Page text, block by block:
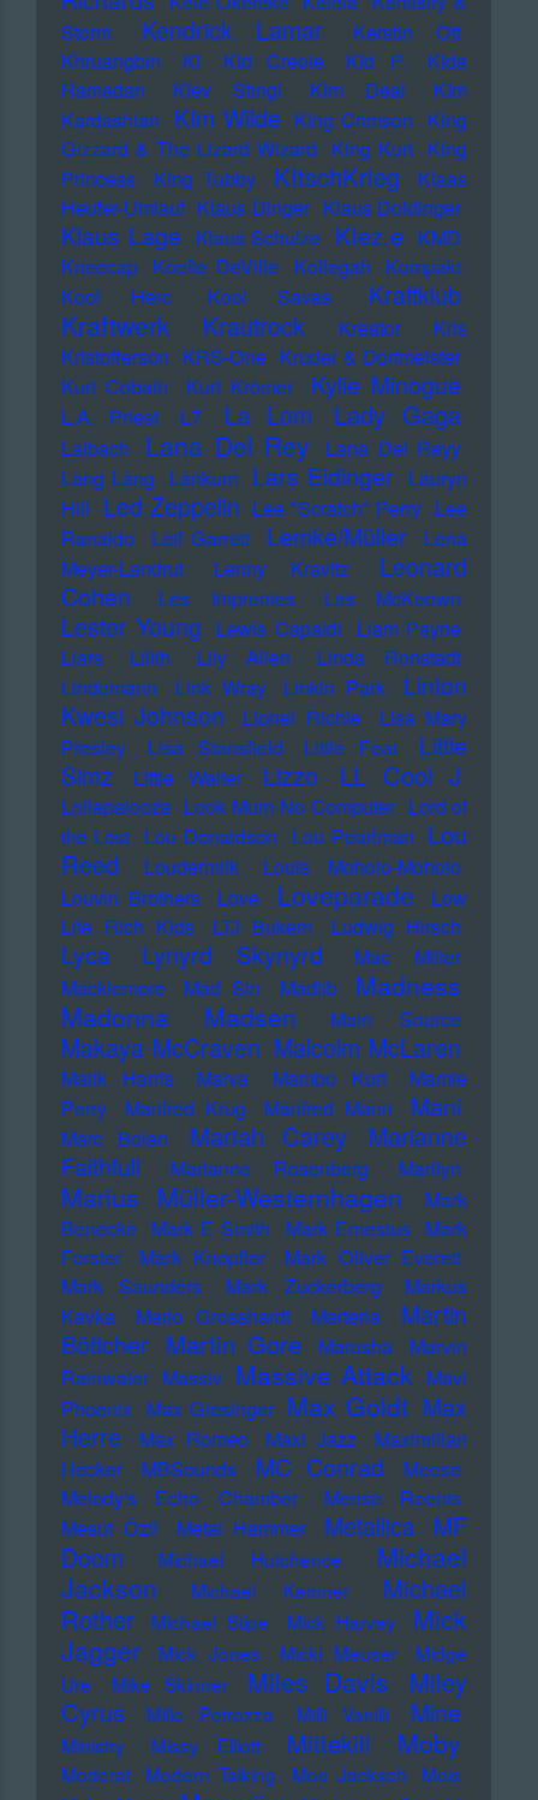
Storm
Kendrick Lamar
Kerstin Ott
Khruangbin
KI KId Creole KId P.
KIda
Ramadan
KIev Stingl KIm Deal
KIm
Kardashian KIm Wilde KIng Crimson KIng
Gizzard & The Lizard Wizard KIng Kurt KIng
Princess
KIng Tubby KItschKrieg
Klaas
Heufer-Umlauf Klaus Dinger Klaus Doldinger
Klaus Lage Klaus Schulze Klez.e KMD
Kneecap Koefte DeVille Kollegah Kompakt
Kool Herc
Kool Savas Kraftklub
Kraftwerk Krautrock Kreator
Kris
Kristofferson KRS-One Kruder & Dorfmeister
Kurt Cobain
Kurt Krömer Kylie Minogue
L.A. Priest L7 La Lom Lady Gaga
Laibach Lana Del Rey
Lana Del Reyy
Lang Lang Lankum Lars Eidinger Lauryn
Hill Led Zeppelin Lee "Scratch" Perry Lee
Ranaldo
Leif Garrett Lemke/Müller
Lena
Meyer-Landrut
Lenny Kravitz
Leonard
Cohen
Les Impremes Les McKeown
Lester Young Lewis Capaldi Liam Payne
Liars
Lilith Lily Allen
Linda Ronstadt
Lindemann
Link Wray Linkin Park
Linton
Kwesi Johnson
Lionel Richie
Lisa Mary
Presley
Lisa Stansfield Little Feat
Little
Simz
Little Walter Lizzo LL Cool J
Lollapalooza Look Mum No Computer Lord of
the Lost Lou Donaldson Lou Pearlman Lou
Reed
Loudermilk
Louis Moholo-Moholo
Louvin Brothers
Love Loveparade
Low
Life Rich Kids
LTJ Bukem Ludwig Hirsch
Lyca Lynyrd Skynyrd
Mac Miller
Macklemore
Mad Sin Madlib
Madness
Madonna
Madsen Main Source
Makaya McCraven Malcolm McLaren
Malik Harris Malva Mambo Kurt
Mamie
Perry
Manfred Krug Manfred Mann Mani
Marc Bolan Mariah Carey
Marianne
Faithfull
Marianne Rosenberg Marilyn
Marius Müller-Westernhagen
Mark
Benecke Mark E Smith Mark Ernestus Mark
Forster
Mark Knopfler
Mark Oliver Everett
Mark Saunders
Mark Zuckerberg
Markus
Kavka
Marlo Grosshardt Marteria
Martin
Böttcher Martin Gore Marusha
Marvin
Rainwater Massiv Massive Attack Mavi
Phoenix Max Giesinger Max Goldt Max
Herre
Max Romeo Maxi Jazz
Maximilian
Hecker
MBSounds MC Conrad
Meese
Melody's Echo Chamber
Mense Reents
Mesut Özil
Metal Hammer Metallica MF
Doom
Michael Hutchence
Michael
Jackson
Michael Kemner
Michael
Rother
Michael Stipe Mick Harvey
Mick
Jagger
Mick Jones Micki Meuser
Midge
Ure
Mike Skinner Miles Davis
Miley
Cyrus
Mille Petrozza Milli Vanilli Mine
Ministry Missy Elliott Mittekill Moby
Moderat Modern Talking Moe Jacksch
Mois